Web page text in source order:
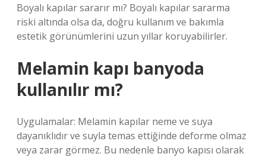
Boyalı kapılar sararır mı? Boyalı kapılar sararma
riski altında olsa da, doğru kullanım ve bakımla
estetik görünümlerini uzun yıllar koruyabilirler.
Melamin kapı banyoda
kullanılır mı?
Uygulamalar: Melamin kapılar neme ve suya
dayanıklıdır ve suyla temas ettiğinde deforme olmaz
veya zarar görmez. Bu nedenle banyo kapısı olarak